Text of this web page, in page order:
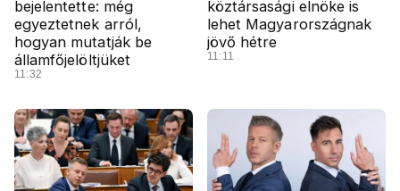
bejelentette: még
egyeztetnek arról,
hogyan mutatják be
államfőjelöltjüket
11:32
köztársasági elnöke is
lehet Magyarországnak
jövő hétre
11:11